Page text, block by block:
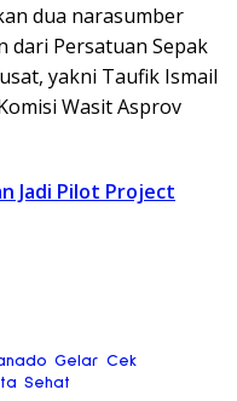
dua narasumber
dari Persatuan Sepak
yakni Taufik Ismail
Wasit Asprov
Jadi Pilot Project
Gelar Cek
Sehat